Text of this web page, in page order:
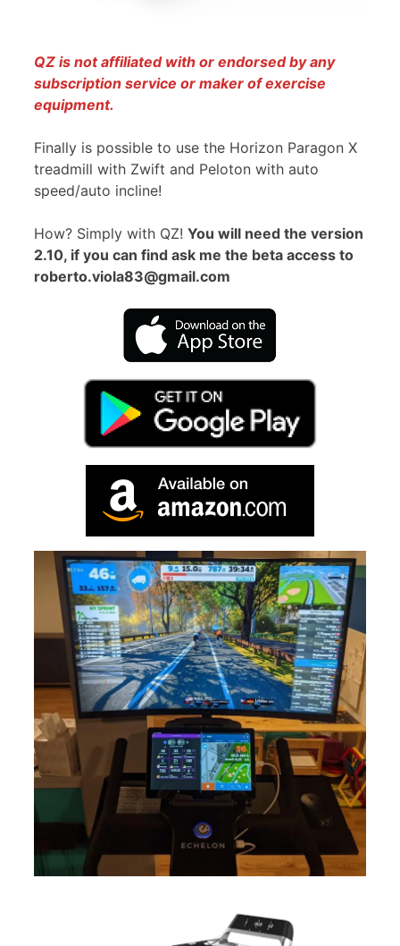
QZ is not affiliated with or endorsed by any
subscription service or maker of exercise
equipment.
Finally is possible to use the Horizon Paragon X
treadmill with Zwift and Peloton with auto
speed/auto incline!
How? Simply with QZ! You will need the version
2.10, if you can find ask me the beta access to
roberto.viola83@gmail.com